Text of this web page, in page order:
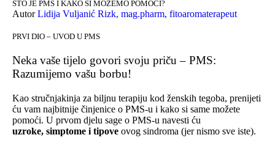
ŠTO JE PMS I KAKO SI MOŽEMO POMOĆI?
AutorLidija Vuljanić Rizk, mag.pharm, fitoaromaterapeut
PRVI DIO – UVOD U PMS
Neka vaše tijelo govori svoju priču – PMS:
Razumijemo vašu borbu!
Kao stručnjakinja za biljnu terapiju kod ženskih tegoba, prenijeti
ću vam najbitnije činjenice o PMS-u i kako si same možete
pomoći. U prvom djelu sage o PMS-u navesti ću
uzroke, simptome i tipove ovog sindroma (jer nismo sve iste).